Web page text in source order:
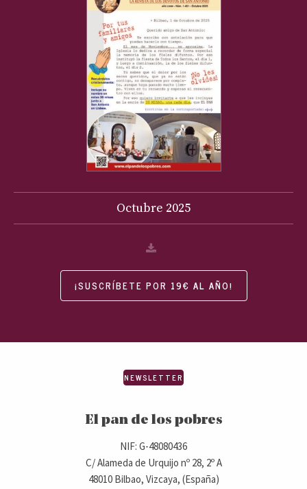
Octubre 2025
¡SUSCRÍBETE POR 19€ AL AÑO!
El pan de los pobres
NIF: G-48080436
C/ Alameda de Urquijo nº 28, 2º A
48010 Bilbao, Vizcaya, (España)
NEWSLETTER